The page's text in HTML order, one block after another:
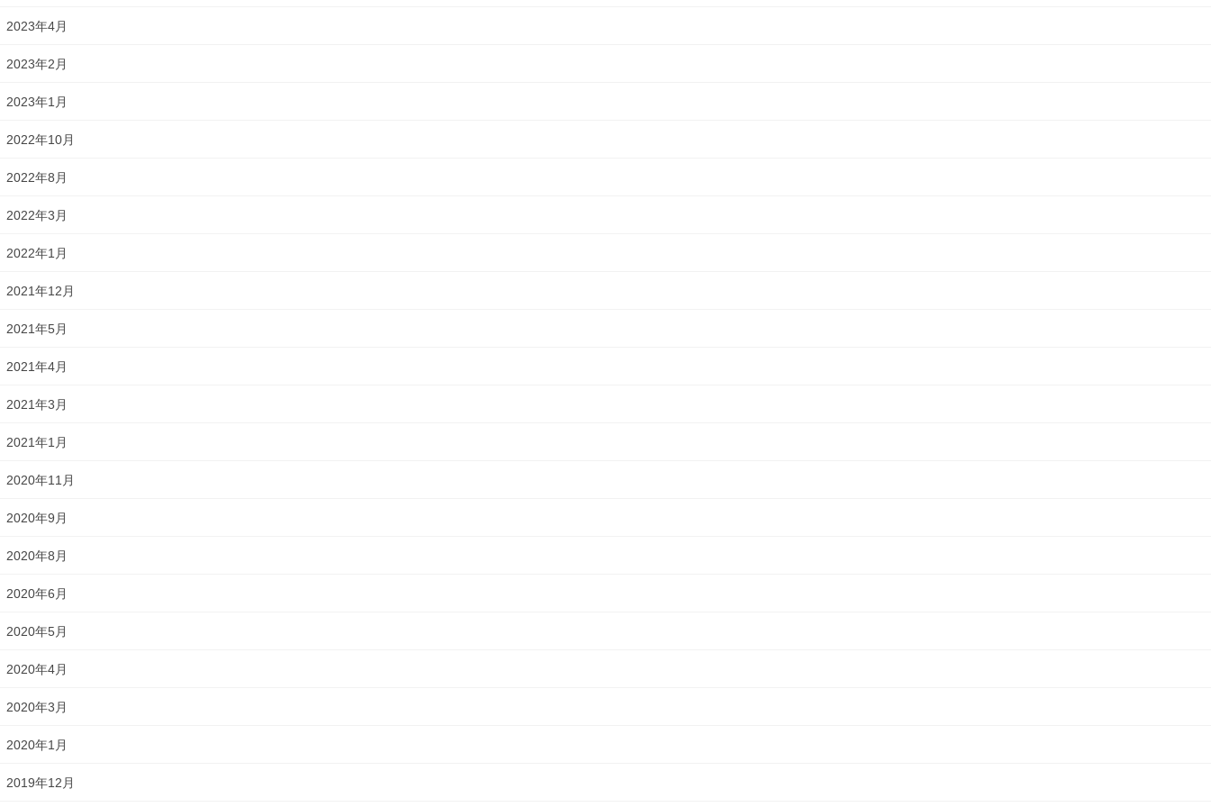
2023年4月
2023年2月
2023年1月
2022年10月
2022年8月
2022年3月
2022年1月
2021年12月
2021年5月
2021年4月
2021年3月
2021年1月
2020年11月
2020年9月
2020年8月
2020年6月
2020年5月
2020年4月
2020年3月
2020年1月
2019年12月